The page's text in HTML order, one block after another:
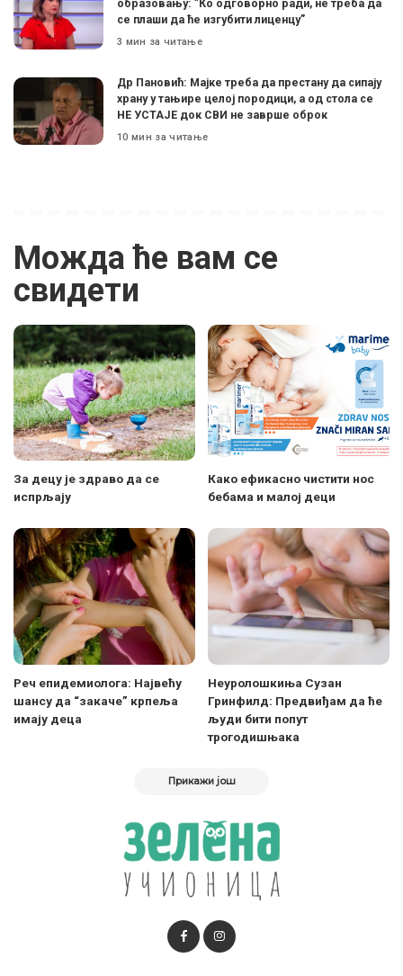
образовању: ”Ко одговорно ради, не треба да
се плаши да ће изгубити лиценцу”
3 мин за читање
Др Пановић: Мајке треба да престану да сипају
храну у тањире целој породици, а од стола се
НЕ УСТАЈЕ док СВИ не заврше оброк
10 мин за читање
Можда ће вам се
свидети
За децу је здраво да се
испрљају
Како ефикасно чистити нос
бебама и малој деци
Реч епидемиолога: Највећу
шансу да “закаче” крпеља
имају деца
Неуролошкиња Сузан
Гринфилд: Предвиђам да ће
људи бити попут
трогодишњака
Прикажи још